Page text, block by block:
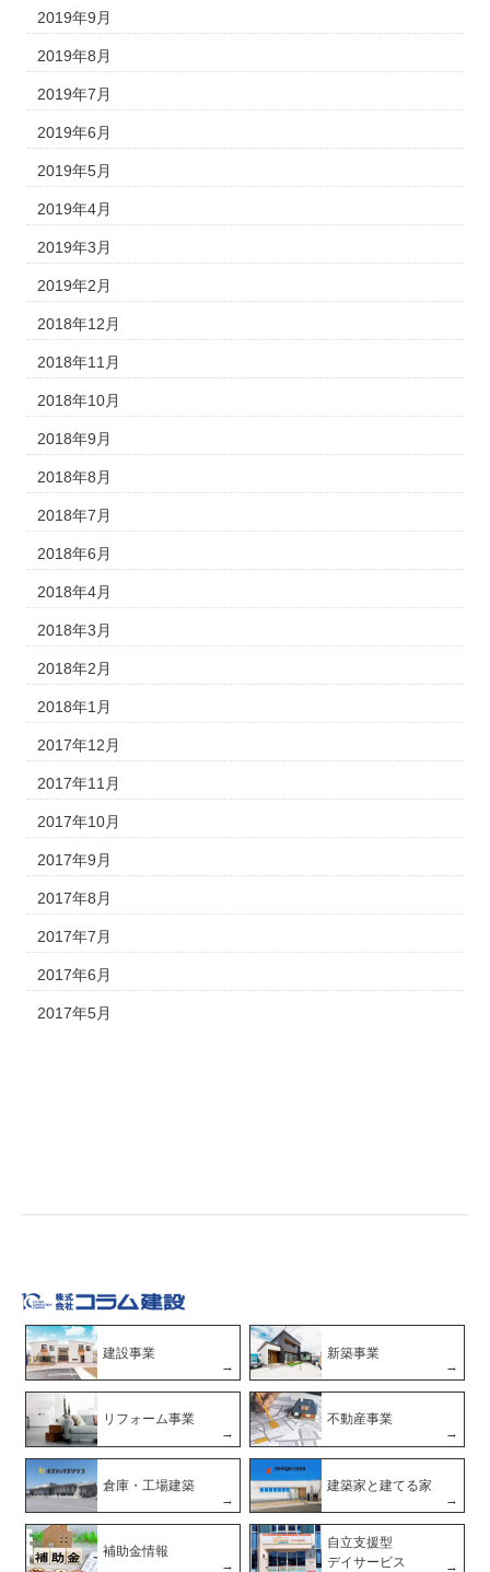
2019年9月
2019年8月
2019年7月
2019年6月
2019年5月
2019年4月
2019年3月
2019年2月
2018年12月
2018年11月
2018年10月
2018年9月
2018年8月
2018年7月
2018年6月
2018年4月
2018年3月
2018年2月
2018年1月
2017年12月
2017年11月
2017年10月
2017年9月
2017年8月
2017年7月
2017年6月
2017年5月
建設事業 新築事業
リフォーム事業 不動産事業
倉庫・工場建築 建築家と建てる家
補助金情報
自立支援型
デイサービス